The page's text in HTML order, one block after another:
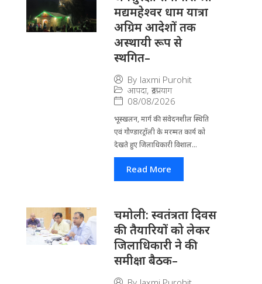
मद्यमहेश्वर धाम यात्रा
अग्रिम आदेशों तक
अस्थायी रूप से
स्थगित–
By laxmi Purohit
आपदा, रूद्रप्रयाग
08/08/2026
भूस्खलन, मार्ग की संवेदनशील स्थिति
एवं गौण्डारट्रॉली के मरम्मत कार्य को
देखते हुए जिलाधिकारी विशाल...
Read More
चमोली: स्वतंत्रता दिवस
की तैयारियों को लेकर
जिलाधिकारी ने की
समीक्षा बैठक–